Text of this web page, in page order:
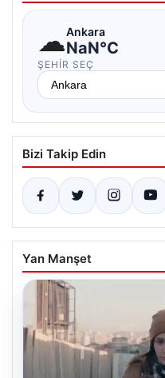
☁Ankara
NaN°C
ŞEHIR SEÇ
Bizi Takip Edin
Yan Manşet